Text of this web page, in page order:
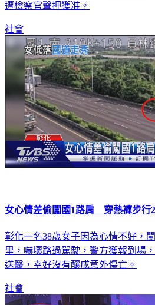
遭檢察官聲押獲准。
社會
女心情差偷闖國1路肩 穿熱褲步行
彰化一名38歲女子因為心情不好，
里，嚇壞路過駕駛，警方獲報到場
送醫，幸好沒有釀成意外傷亡。
社會